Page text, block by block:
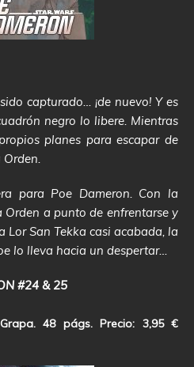
capturado… ¡de nuevo! Y es
negro lo libere. Mientras
planes para escapar de
Orden.
para Poe Dameron. Con la
Orden a punto de enfrentarse y
Lor San Tekka casi acabada, la
lo lleva hacia un despertar…
#24 & 25
48 págs. Precio: 3,95 €